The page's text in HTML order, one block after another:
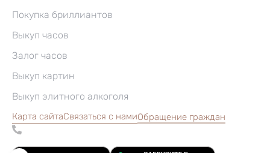
Покупка бриллиантов
Выкуп часов
Залог часов
Выкуп картин
Выкуп элитного алкоголя
Карта сайтаСвязаться с намиОбращение граждан